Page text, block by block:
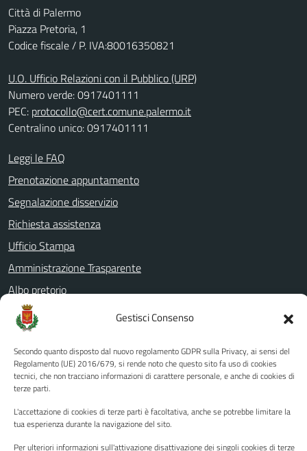
Gestisci Consenso
Secondo quanto disposto dal nuovo regolamento GDPR sulla Privacy, ai sensi del
Regolamento (UE) 2016/679, si rende noto che questo sito fa uso di cookies
tecnici, che non tracciano informazioni di carattere personale, e anche di cookies di
terze parti.
L'accettazione di cookies di terze parti è facoltativa, anche se potrebbe limitare la
tua esperienza durante la navigazione del sito.
Per ulteriori informazioni sull'attivazione disattivazione dei singoli cookies di terze
Città di Palermo
Piazza Pretoria, 1
Codice fiscale / P. IVA:80016350821
U.O. Ufficio Relazioni con il Pubblico (URP)
Numero verde: 0917401111
PEC: protocollo@cert.comune.palermo.it
Centralino unico: 0917401111
Leggi le FAQ
Prenotazione appuntamento
Segnalazione disservizio
Richiesta assistenza
Ufficio Stampa
Amministrazione Trasparente
Albo pretorio
Informativa privacy
Note legali
Dichiarazione di accessibilità
Piano di miglioramento del sito
SEGUICI SU